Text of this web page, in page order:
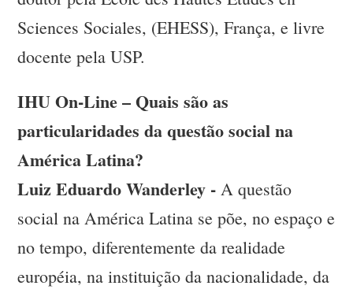
Sciences Sociales, (EHESS), França, e livre
docente pela USP.
IHU On-Line – Quais são as
particularidades da questão social na
América Latina?
Luiz Eduardo Wanderley - A questão
social na América Latina se põe, no espaço e
no tempo, diferentemente da realidade
européia, na instituição da nacionalidade, da